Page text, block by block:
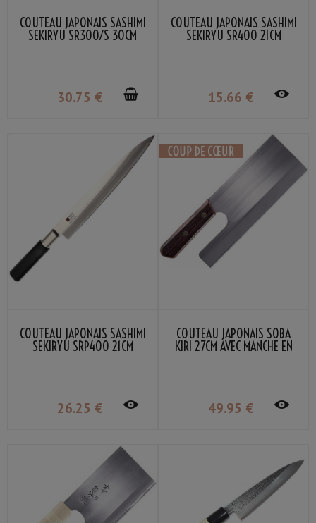
COUTEAU JAPONAIS SASHIMI
SEKIRYU SR300/S 30CM
30.75 €
COUTEAU JAPONAIS SASHIMI
SEKIRYU SR400 21CM
15.66 €
COUTEAU JAPONAIS SASHIMI
SEKIRYU SRP400 21CM
26.25 €
COUTEAU JAPONAIS SOBA
KIRI 27CM AVEC MANCHE EN
49.95 €